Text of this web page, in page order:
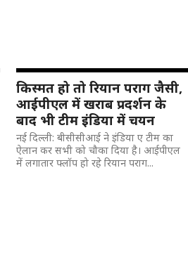
किस्मत हो तो रियान पराग जैसी,
आईपीएल में खराब प्रदर्शन के
बाद भी टीम इंडिया में चयन
नई दिल्ली: बीसीसीआई ने इंडिया ए टीम का
ऐलान कर सभी को चौका दिया है। आईपीएल
में लगातार फ्लॉप हो रहे रियान पराग...